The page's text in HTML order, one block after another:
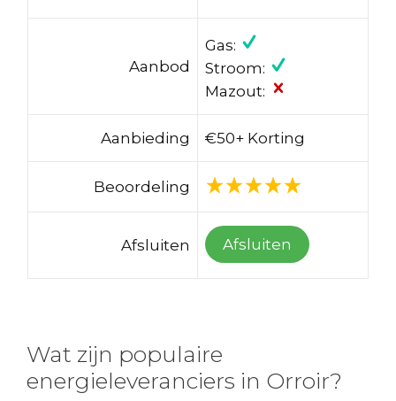
Aanbod
Gas:
Stroom:
Mazout:
Aanbieding €50+ Korting
Beoordeling
Afsluiten Afsluiten
Wat zijn populaire
energieleveranciers in Orroir?